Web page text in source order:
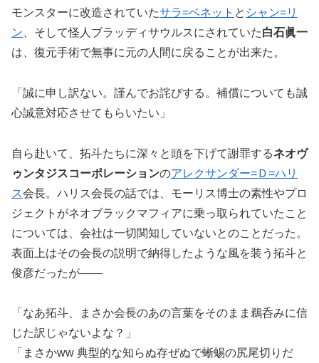
モンスターに改造されていたサラ=ベネット と シャン=リ
ン 、そして怪人ブラッディサウルスにされていた白石眞一
は、復元手術で無事に元の人間に戻ることが出来た。
「誠に申し訳ない。謹んでお詫びする。補償についても誠
心誠意対応させてもらいたい」
自ら赴いて、拓斗たちに深々と頭を下げて謝罪するネオヴ
ゥンタジスコーポレーションのアレクサンダー=Ｄ=ハリ
ス会長。ハリス会長の話では、モーリス博士の素性やプロ
ジェクトがネオブラックマフィアに乗っ取られていたこと
については、会社は一切関知していないとのことだった。
表面上はその会長の説明で納得したような風を装う拓斗と
俊彦だったが――
「なあ拓斗、まさか会長のあの言葉をそのまま鵜呑みに信
じた訳じゃないよな？」
「まさかww 典型的な知らぬ存ぜぬで蜥蜴の尻尾切りだ